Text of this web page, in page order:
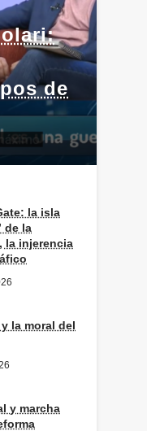
de
la isla
de la
la injerencia
la moral del
y marcha